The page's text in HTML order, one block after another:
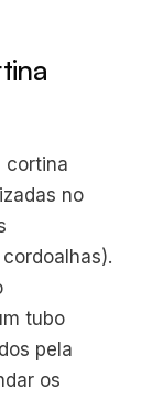
cortina
no
tubo
pela
os